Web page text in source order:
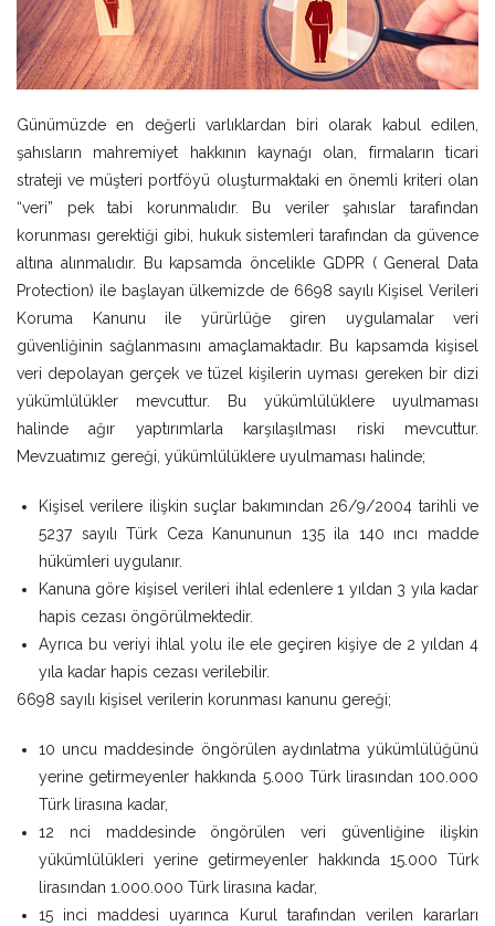
Günümüzde en değerli varlıklardan biri olarak kabul edilen,
şahısların mahremiyet hakkının kaynağı olan, firmaların ticari
strateji ve müşteri portföyü oluşturmaktaki en önemli kriteri olan
“veri” pek tabi korunmalıdır. Bu veriler şahıslar tarafından
korunması gerektiği gibi, hukuk sistemleri tarafından da güvence
altına alınmalıdır. Bu kapsamda öncelikle GDPR ( General Data
Protection) ile başlayan ülkemizde de 6698 sayılı Kişisel Verileri
Koruma Kanunu ile yürürlüğe giren uygulamalar veri
güvenliğinin sağlanmasını amaçlamaktadır. Bu kapsamda kişisel
veri depolayan gerçek ve tüzel kişilerin uyması gereken bir dizi
yükümlülükler mevcuttur. Bu yükümlülüklere uyulmaması
halinde ağır yaptırımlarla karşılaşılması riski mevcuttur.
Mevzuatımız gereği, yükümlülüklere uyulmaması halinde;
Kişisel verilere ilişkin suçlar bakımından 26/9/2004 tarihli ve
5237 sayılı Türk Ceza Kanununun 135 ila 140 ıncı madde
hükümleri uygulanır.
Kanuna göre kişisel verileri ihlal edenlere 1 yıldan 3 yıla kadar
hapis cezası öngörülmektedir.
Ayrıca bu veriyi ihlal yolu ile ele geçiren kişiye de 2 yıldan 4
yıla kadar hapis cezası verilebilir.
6698 sayılı kişisel verilerin korunması kanunu gereği;
10 uncu maddesinde öngörülen aydınlatma yükümlülüğünü
yerine getirmeyenler hakkında 5.000 Türk lirasından 100.000
Türk lirasına kadar,
12 nci maddesinde öngörülen veri güvenliğine ilişkin
yükümlülükleri yerine getirmeyenler hakkında 15.000 Türk
lirasından 1.000.000 Türk lirasına kadar,
15 inci maddesi uyarınca Kurul tarafından verilen kararları